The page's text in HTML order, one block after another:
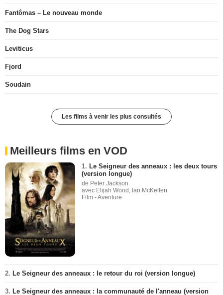
Fantômas – Le nouveau monde
The Dog Stars
Leviticus
Fjord
Soudain
Les films à venir les plus consultés
Meilleurs films en VOD
1. Le Seigneur des anneaux : les deux tours
(version longue)
de Peter Jackson
avec Elijah Wood, Ian McKellen
Film - Aventure
2. Le Seigneur des anneaux : le retour du roi (version longue)
3. Le Seigneur des anneaux : la communauté de l'anneau (version